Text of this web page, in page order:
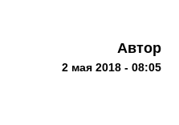
Автор
2 мая 2018 - 08:05